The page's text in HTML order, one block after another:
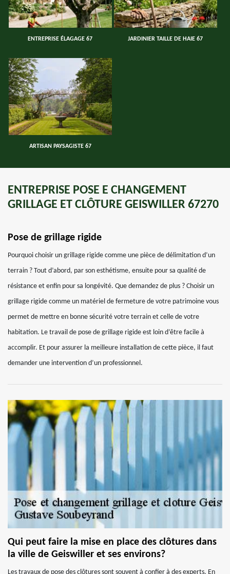
ENTREPRISE ÉLAGAGE 67 JARDINIER TAILLE DE HAIE 67
ARTISAN PAYSAGISTE 67
ENTREPRISE POSE E CHANGEMENT
GRILLAGE ET CLÔTURE GEISWILLER 67270
Pose de grillage rigide
Pourquoi choisir un grillage rigide comme une pièce de délimitation d’un
terrain ? Tout d’abord, par son esthétisme, ensuite pour sa qualité de
résistance et enfin pour sa longévité. Que demandez de plus ? Choisir un
grillage rigide comme un matériel de fermeture de votre patrimoine vous
permet de mettre en bonne sécurité votre terrain et celle de votre
habitation. Le travail de pose de grillage rigide est loin d’être facile à
accomplir. Et pour assurer la meilleure installation de cette pièce, il faut
demander une intervention d’un professionnel.
Qui peut faire la mise en place des clôtures dans
la ville de Geiswiller et ses environs?
Les travaux de pose des clôtures sont souvent à confier à des experts. En